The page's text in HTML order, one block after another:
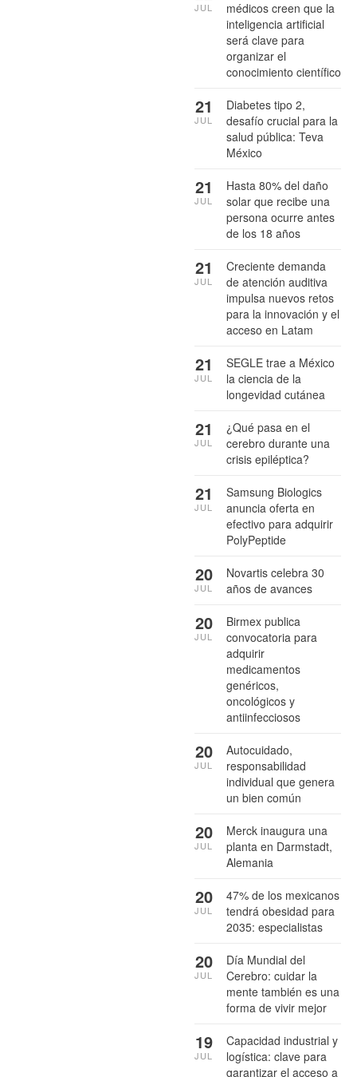
médicos creen que la
inteligencia artificial
será clave para
organizar el
conocimiento científico
JUL
Diabetes tipo 2,
desafío crucial para la
salud pública: Teva
México
21
JUL
Hasta 80% del daño
solar que recibe una
persona ocurre antes
de los 18 años
21
JUL
Creciente demanda
de atención auditiva
impulsa nuevos retos
para la innovación y el
acceso en Latam
21
JUL
SEGLE trae a México
la ciencia de la
longevidad cutánea
21
JUL
¿Qué pasa en el
cerebro durante una
crisis epiléptica?
21
JUL
Samsung Biologics
anuncia oferta en
efectivo para adquirir
PolyPeptide
21
JUL
Novartis celebra 30
años de avances
20
JUL
Birmex publica
convocatoria para
adquirir
medicamentos
genéricos,
oncológicos y
antiinfecciosos
20
JUL
Autocuidado,
responsabilidad
individual que genera
un bien común
20
JUL
Merck inaugura una
planta en Darmstadt,
Alemania
20
JUL
47% de los mexicanos
tendrá obesidad para
2035: especialistas
20
JUL
Día Mundial del
Cerebro: cuidar la
mente también es una
forma de vivir mejor
20
JUL
Capacidad industrial y
logística: clave para
garantizar el acceso a
19
JUL